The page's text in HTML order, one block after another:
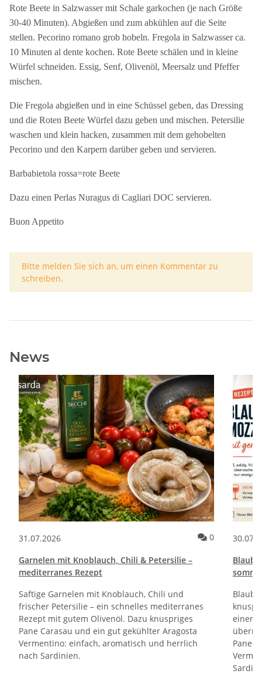
Rote Beete in Salzwasser mit Schale garkochen (je nach Größe
30-40 Minuten). Abgießen und zum abkühlen auf die Seite
stellen. Pecorino romano grob hobeln. Fregola in Salzwasser ca.
10 Minuten al dente kochen. Rote Beete schälen und in kleine
Würfel schneiden. Essig, Senf, Olivenöl, Meersalz und Pfeffer
mischen.
Die Fregola abgießen und in eine Schüssel geben, das Dressing
und die Roten Beete Würfel dazu geben und mischen. Petersilie
waschen und klein hacken, zusammen mit dem gehobelten
Pecorino und den Karpern darüber geben und servieren.
Barbabietola rossa=rote Beete
Dazu einen Perlas Nuragus di Cagliari DOC servieren.
Buon Appetito
x
Bitte melden Sie sich an, um einen Kommentar zu
schreiben.
News
Kommentare zum Artikel Pane e Cipolle Rezept | Italienische
31.07.2026 0
Garnelen mit Knoblauch, Chili & Petersilie –
mediterranes Rezept
Saftige Garnelen mit Knoblauch, Chili und
frischer Petersilie – ein schnelles mediterranes
Rezept mit gutem Olivenöl. Dazu knuspriges
Pane Carasau und ein gut gekühlter Aragosta
Vermentino: einfach, aromatisch und herrlich
nach Sardinien.
einem
Pane